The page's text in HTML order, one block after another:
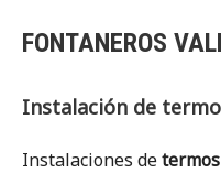
FONTANEROS
Instalación de
Instalaciones de